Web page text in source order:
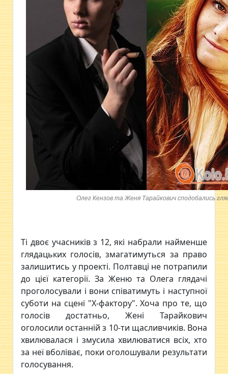
Олег Кензов та Женя Тарайкович сподобались
Ті двоє учасників з 12, які набрали найменше
глядацьких голосів, змагатимуться за право
залишитись у проекті. Полтавці не потрапили
до цієї категорії. За Женю та Олега глядачі
проголосували і вони співатимуть і наступної
суботи на сцені "Х-фактору". Хоча про те, що
голосів достатньо, Жені Тарайкович
оголосили останній з 10-ти щасливчиків. Вона
хвилювалася і змусила хвилюватися всіх, хто
за неї вболіває, поки оголошували результати
голосування.